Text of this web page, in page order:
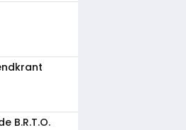
B.R.T.O.